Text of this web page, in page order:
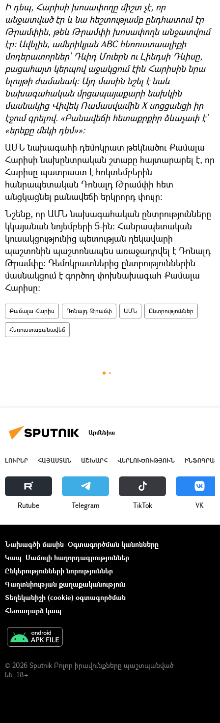
Ի դեպ, Հարիսի խոսափողը միշտ չէ, որ
անջատված էր և նա հեշտությամբ ընդհատում էր
Թրամփին, թեև Թրամփի խոսափողն անջատվում
էր։ Ավելին, ամերիկյան ABC հեռուստաալիքի
մոդերատորներ` Դևիդ Մուերն ու Լինդսի Դևիսը,
բացահայտ կերպով աջակցում էին Հարիսին նրա
ելույթի ժամանակ։ Այդ մասին նշել է նաև
նախագահական մրցապայաքարի նախկին
մասնակից Վիվեկ Ռամասվամին X սոցցանցի իր
էջում գրելով. «Բանավեճի հետաքրքիր ձևաչափ է`
«երեքը մեկի դեմ»»։
ԱՄՆ նախագահի դեմոկրատ թեկնածու Քամալա
Հարիսի նախընտրական շտաբը հայտարարել է, որ
Հարիսը պատրաստ է հոկտեմբերին
հանրապետական Դոնալդ Թրամփի հետ
անցկացնել բանավեճի երկրորդ փուլը։
Նշենք, որ ԱՄՆ նախագահական ընտրությունները
կկայանան նոյեմբերի 5-ին։ Հանրապետական
կուսակցությունից պետության ղեկավարի
պաշտոնին պաշտոնապես առաջադրվել է Դոնալդ
Թրամփը։ Դեմոկրատներից ընտրություններին
մասնակցում է գործող փոխնախագահ Քամալա
Հարիսը։
Քամալա Հարիս Դոնալդ Թրամփ ԱՄՆ Ընտրություններ
Հեռուստաբանավեճ
Արմենիա
ԼՈՒՐԵՐ ՀԱՅԱՍՏԱՆ ԱՇԽԱՐՀ ՎԵՐԼՈՒԾՈՒԹՅՈՒՆ
Rutube Telegram ТikТоk VK
Նախագծի մասին Օգտագործման կանոնները
Կապ Մամուլի հաղորդագրություններ
Ընկերությունների նորություններ
Գաղտնիության քաղաքականություն
Տեղեկանիշի (cookie) օգտագործման
Հետադարձ կապ
© 2026 Sputnik Բոլոր իրավունքները պաշտպանված
են. 18+